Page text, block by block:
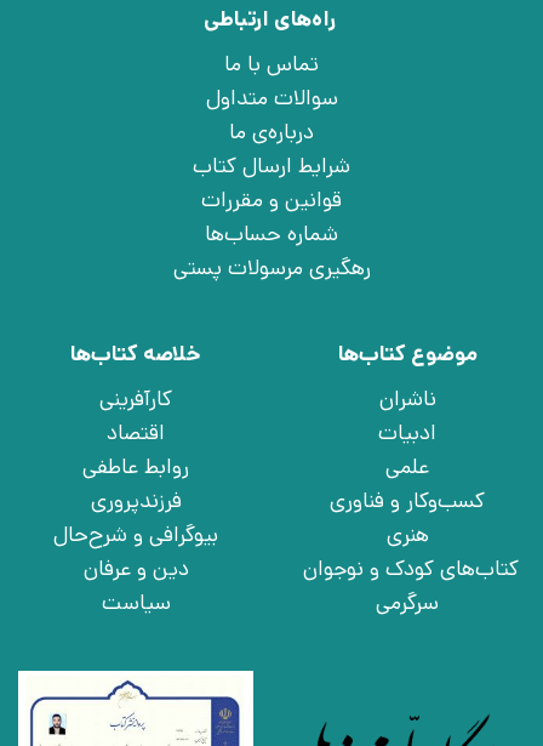
راه‌های ارتباطی
تماس با ما
سوالات متداول
درباره‌ی ما
شرایط ارسال کتاب
قوانین و مقررات
شماره حساب‌ها
رهگیری مرسولات پستی
موضوع کتاب‌ها
ناشران
ادبیات
علمی
کسب‌وکار و فناوری
هنری
کتاب‌های کودک و نوجوان
سرگرمی
خلاصه کتاب‌ها
کارآفرینی
اقتصاد
روابط عاطفی
فرزندپروری
بیوگرافی و شرح‌حال
دین و عرفان
سیاست